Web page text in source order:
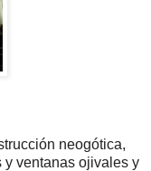
neogótica,
y ventanas ojivales y